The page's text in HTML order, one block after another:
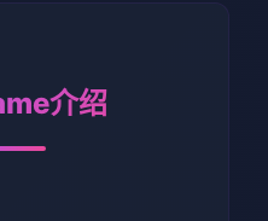
介绍